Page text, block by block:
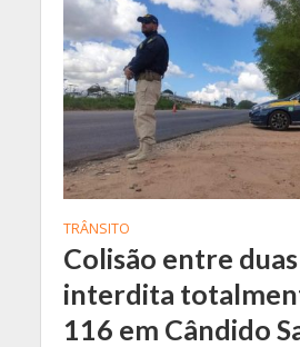
TRÂNSITO
Colisão entre
interdita
116 em Cândido